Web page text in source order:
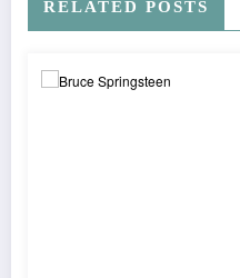
RELATED POSTS